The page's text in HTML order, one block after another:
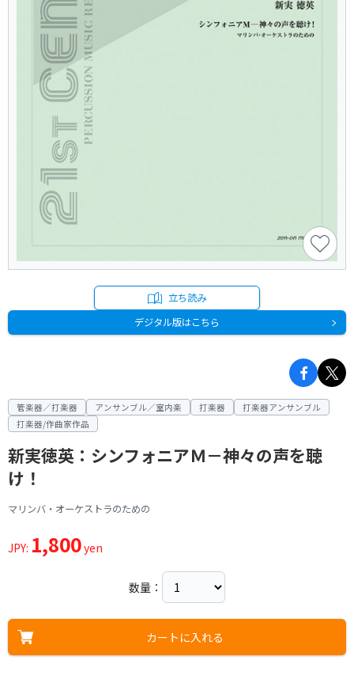
立ち読み
デジタル版はこちら
管楽器／打楽器 アンサンブル／室内楽 打楽器
打楽器アンサンブル
打楽器/作曲家作品
新実徳英：シンフォニアＭ－神々の声を聴
け！
マリンバ・オーケストラのための
JPY: 1,800yen
数量：
カートに入れる